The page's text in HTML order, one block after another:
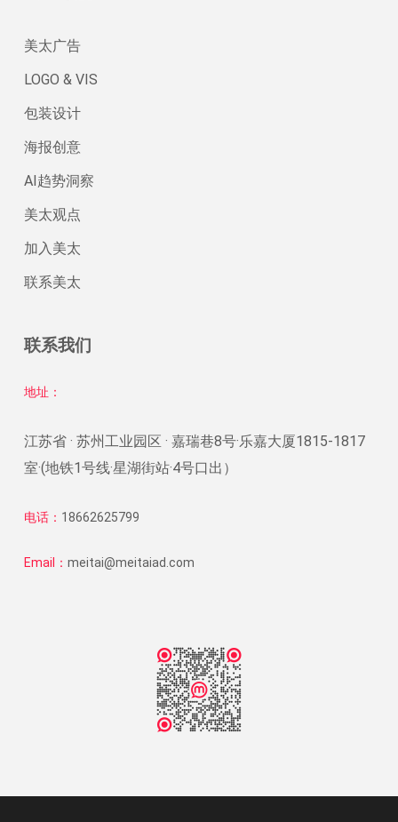
美太广告
LOGO & VIS
包装设计
海报创意
AI趋势洞察
美太观点
加入美太
联系美太
联系我们
地址：
江苏省 · 苏州工业园区 · 嘉瑞巷8号·乐嘉大厦1815-1817
室·(地铁1号线·星湖街站·4号口出）
电话： 18662625799
Email： meitai@meitaiad.com